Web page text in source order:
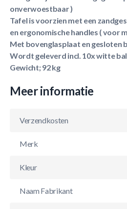
onverwoestbaar )
Tafel is voorzien met een
en ergonomische handles ( voor
Met bovenglasplaat en gesloten
Wordt geleverd incl. 10x witte bal
Gewicht; 92 kg
Meer informatie
Verzendkosten
Merk
Kleur
Naam Fabrikant